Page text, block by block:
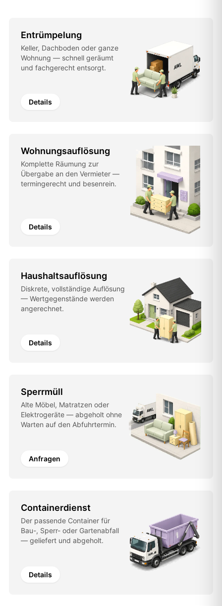
Entrümpelung
Keller, Dachboden oder ganze
Wohnung — schnell geräumt
und fachgerecht entsorgt.
Details
Wohnungsauflösung
Komplette Räumung zur
Übergabe an den Vermieter —
termingerecht und besenrein.
Details
Haushaltsauflösung
Diskrete, vollständige Auflösung
— Wertgegenstände werden
angerechnet.
Details
Sperrmüll
Alte Möbel, Matratzen oder
Elektrogeräte — abgeholt ohne
Warten auf den Abfuhrtermin.
Anfragen
Containerdienst
Der passende Container für
Bau-, Sperr- oder Gartenabfall
— geliefert und abgeholt.
Details